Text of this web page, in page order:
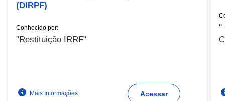
(DIRPF)
Conhecido por:
"Restituição IRRF"
Mais Informações Acessar
"